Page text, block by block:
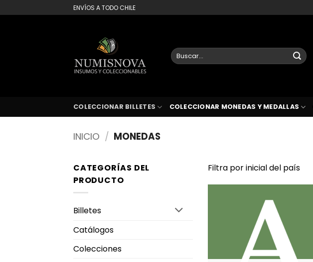
al
ENVÍOS A TODO CHILE
Buscar
por:
COLECCIONAR BILLETES COLECCIONAR MONEDAS Y MEDALLAS
INICIO / MONEDAS
CATEGORÍAS DEL
PRODUCTO
Billetes
Catálogos
Colecciones
Filtra por inicial del país